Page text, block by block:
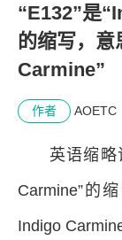
“E132”是
的缩写，
Carmine”
作者 AOETC
英语缩略
Carmine”的
Indigo